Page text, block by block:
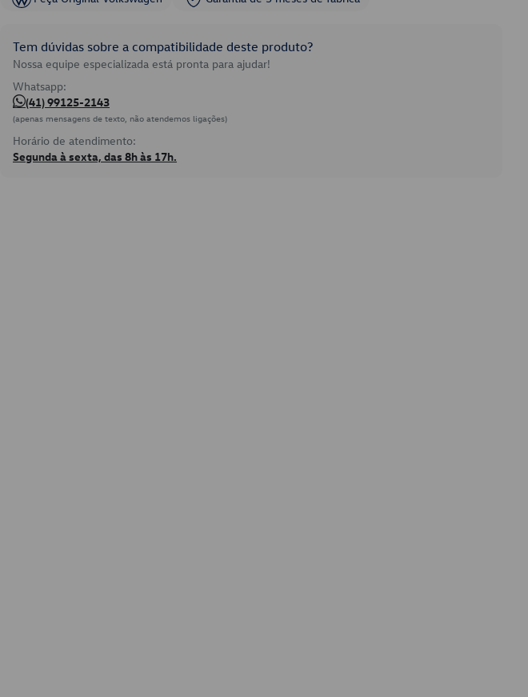
Tem dúvidas sobre a compatibilidade deste produto?
Nossa equipe especializada está pronta para ajudar!
Whatsapp:
(41) 99125-2143
(apenas mensagens de texto, não atendemos ligações)
Horário de atendimento:
Segunda à sexta, das 8h às 17h.